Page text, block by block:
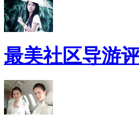
最美社区导游